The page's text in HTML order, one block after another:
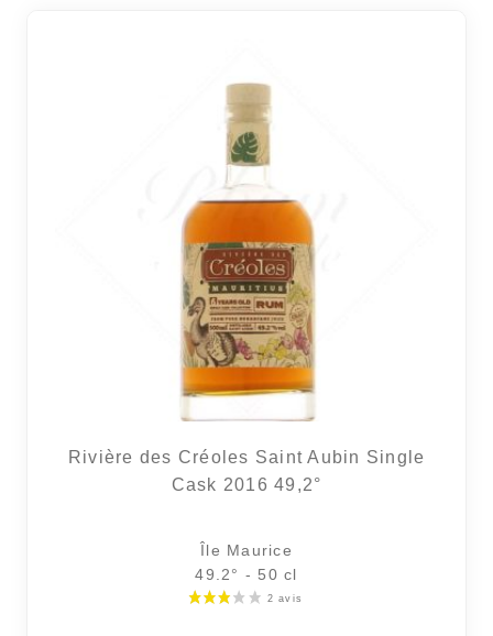
Rivière des Créoles Saint Aubin Single
Cask 2016 49,2°
Île Maurice
49.2° - 50 cl